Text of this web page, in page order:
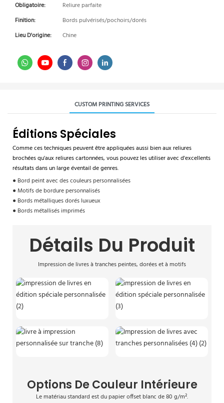
Obligatoire:
Reliure parfaite
Finition:
Bords pulvérisés/pochoirs/dorés
Lieu D'origine:
Chine
CUSTOM PRINTING SERVICES
Éditions Spéciales
Comme ces techniques peuvent être appliquées aussi bien aux reliures
brochées qu'aux reliures cartonnées, vous pouvez les utiliser avec d'excellents
résultats dans un large éventail de genres.
● Bord peint avec des couleurs personnalisées
● Motifs de bordure personnalisés
● Bords métalliques dorés luxueux
● Bords métallisés imprimés
Détails Du Produit
Impression de livres à tranches peintes, dorées et à motifs
Options De Couleur Intérieure
Le matériau standard est du papier offset blanc de 80 g/m².